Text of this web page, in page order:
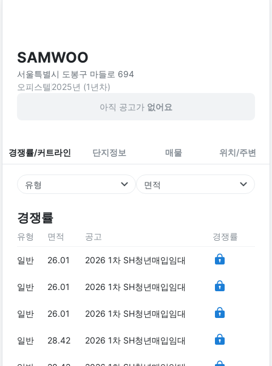
SAMWOO
서울특별시 도봉구 마들로 694
오피스텔 2025년 (1년차)
아직 공고가 없어요
경쟁률/커트라인 단지정보 매물 위치/주변
유형 면적
경쟁률
유형 면적 공고 경쟁률
일반 26.01 2026 1차 SH청년매입임대
일반 26.01 2026 1차 SH청년매입임대
일반 26.01 2026 1차 SH청년매입임대
일반 28.42 2026 1차 SH청년매입임대